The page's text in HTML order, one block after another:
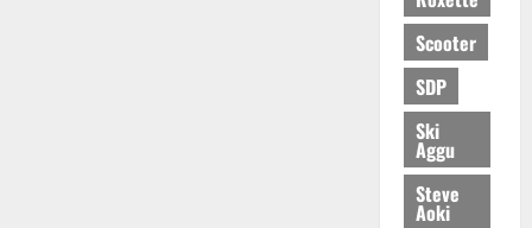
Scooter
SDP
Ski
Aggu
Steve
Aoki